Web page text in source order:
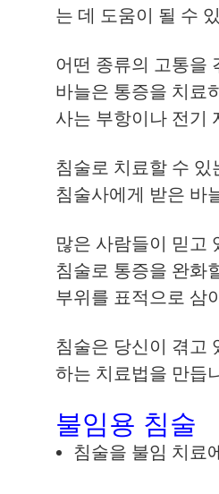
는 데 도움이 될 수
어떤 종류의 고통을
바늘은 통증을 치료
사는 부항이나 전기
침술로 치료할 수
침술사에게 받은 바
많은 사람들이 믿고
침술로 통증을 완화
부위를 표적으로 삼
침술은 당신이 겪고
하는 치료법을 만듭
불임용 침술
침술을 불임 치료